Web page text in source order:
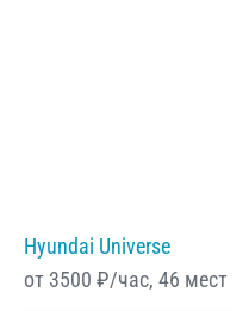
Hyundai Universe
от 3500 ₽/час, 46 мест